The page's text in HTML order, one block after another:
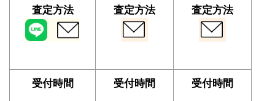
査定方法 査定方法 査定方法
受付時間 受付時間 受付時間